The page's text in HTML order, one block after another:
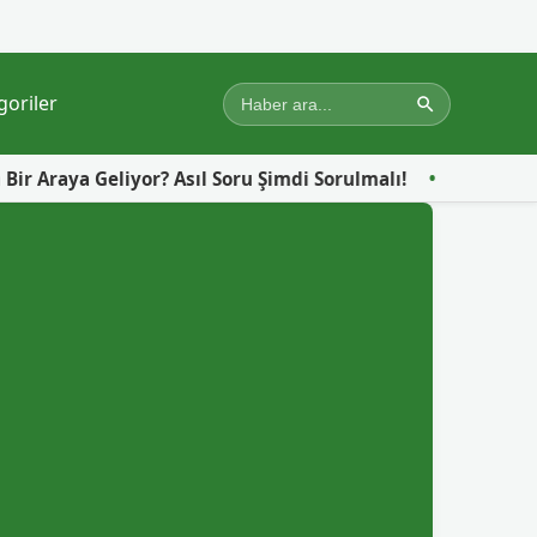
Asıl Soru Şimdi Sorulmalı! Gazze’de Yerinden